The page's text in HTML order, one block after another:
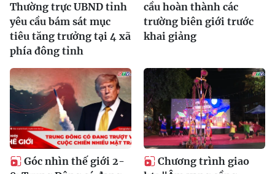
Thường trực UBND tỉnh
yêu cầu bám sát mục
tiêu tăng trưởng tại 4 xã
phía đông tỉnh
cầu hoàn thành các
trường biên giới trước
khai giảng
Góc nhìn thế giới 2-
Chương trình giao